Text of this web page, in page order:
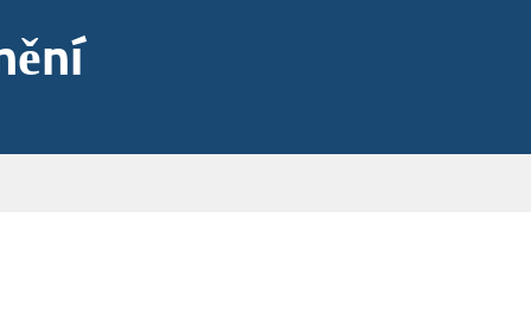
русский
obaly
těsnění letgt